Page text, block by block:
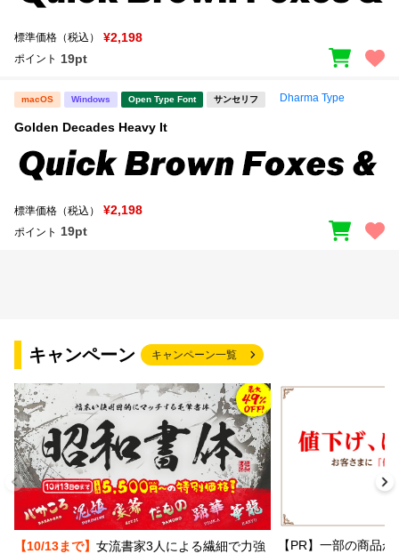
標準価格（税込） ¥2,198
ポイント 19pt
macOS Windows Open Type Font サンセリフ Dharma Type
Golden Decades Heavy It
標準価格（税込） ¥2,198
ポイント 19pt
キャンペーン キャンペーン一覧
【10/13まで】 女流書家3人による繊細で力強
【PR】一部の商品